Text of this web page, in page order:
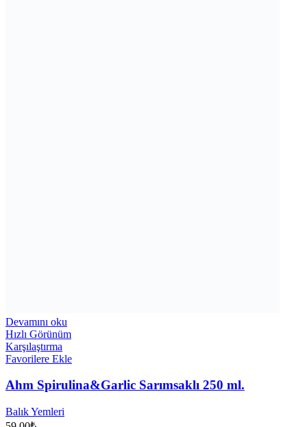
Devamını oku
Hızlı Görünüm
Karşılaştırma
Favorilere Ekle
Ahm Spirulina&Garlic Sarımsaklı 250 ml.
Balık Yemleri